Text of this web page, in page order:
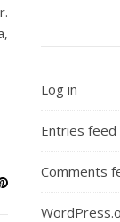
Log in
Entries feed
Comments